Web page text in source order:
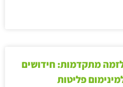
מתקדמות: חידושים
פליטות